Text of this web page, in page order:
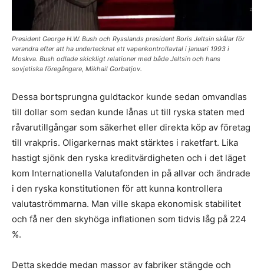
President George H.W. Bush och Rysslands president Boris Jeltsin skålar för
varandra efter att ha undertecknat ett vapenkontrollavtal i januari 1993 i
Moskva. Bush odlade skickligt relationer med både Jeltsin och hans
sovjetiska föregångare, Mikhail Gorbatjov.
Dessa bortsprungna guldtackor kunde sedan omvandlas
till dollar som sedan kunde lånas ut till ryska staten med
råvarutillgångar som säkerhet eller direkta köp av företag
till vrakpris. Oligarkernas makt stärktes i raketfart. Lika
hastigt sjönk den ryska kreditvärdigheten och i det läget
kom Internationella Valutafonden in på allvar och ändrade
i den ryska konstitutionen för att kunna kontrollera
valutaströmmarna. Man ville skapa ekonomisk stabilitet
och få ner den skyhöga inflationen som tidvis låg på 224
%.
Detta skedde medan massor av fabriker stängde och